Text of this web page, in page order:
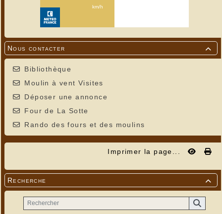

Nous contacter
Bibliothèque
Moulin à vent Visites
Déposer une annonce
Four de La Sotte
Rando des fours et des moulins
Imprimer la page...

Recherche